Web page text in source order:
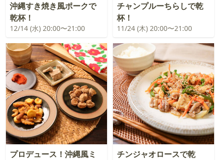
沖縄すき焼き風ポークで
乾杯！
12/14 (水) 20:00〜21:00
チャンプルーちらしで乾
杯！
11/24 (木) 20:00〜21:00
プロデュース！沖縄風ミ
チンジャオロースで乾